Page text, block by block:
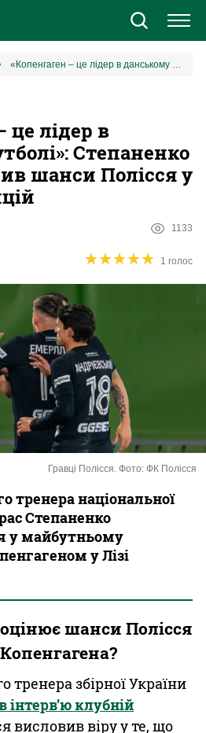
Новини
Єврокубки
УПЛ
Різне
Казино
«Копенгаген – це лідер в данському футболі»: Степаненко відверто оцінив шанси Полісся у Лізі конференцій
це лідер в
Степаненко
шанси Полісся у
1133
★★★★★
★★★★★ 1 голос
Гравці Полісся. Фото: ФК Полісся
тренера національної
Степаненко
у майбутньому
у Лізі
шанси Полісся
тренера збірної України
інтерв’ю клубній
висловив віру у те, що